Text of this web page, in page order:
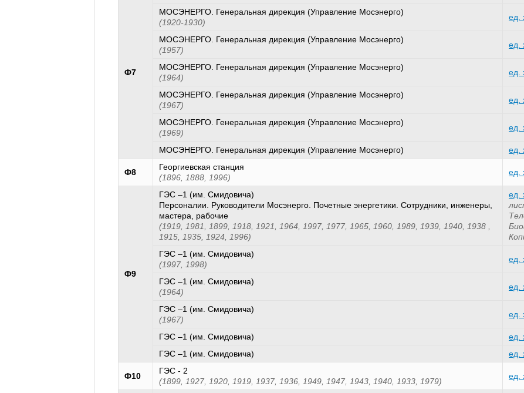
Ф7
МОСЭНЕРГО. Генеральная дирекция (Управление Мосэнерго)
(1920-1930)
ед.
МОСЭНЕРГО. Генеральная дирекция (Управление Мосэнерго)
(1957)
ед.
МОСЭНЕРГО. Генеральная дирекция (Управление Мосэнерго)
(1964)
ед.
МОСЭНЕРГО. Генеральная дирекция (Управление Мосэнерго)
(1967)
ед.
МОСЭНЕРГО. Генеральная дирекция (Управление Мосэнерго)
(1969)
ед.
МОСЭНЕРГО. Генеральная дирекция (Управление Мосэнерго) ед.
Ф8
Георгиевская станция
(1896, 1888, 1996)
ед.
Ф9
ГЭС –1 (им. Смидовича)
Персоналии. Руководители Мосэнерго. Почетные энергетики. Сотрудники, инженеры,
мастера, рабочие
(1919, 1981, 1899, 1918, 1921, 1964, 1997, 1977, 1965, 1960, 1989, 1939, 1940, 1938 ,
1915, 1935, 1924, 1996)
ед.
ГЭС –1 (им. Смидовича)
(1997, 1998)
ед.
ГЭС –1 (им. Смидовича)
(1964)
ед.
ГЭС –1 (им. Смидовича)
(1967)
ед.
ГЭС –1 (им. Смидовича) ед.
ГЭС –1 (им. Смидовича)
ед.
Ф10
ГЭС - 2
(1899, 1927, 1920, 1919, 1937, 1936, 1949, 1947, 1943, 1940, 1933, 1979)
ед.